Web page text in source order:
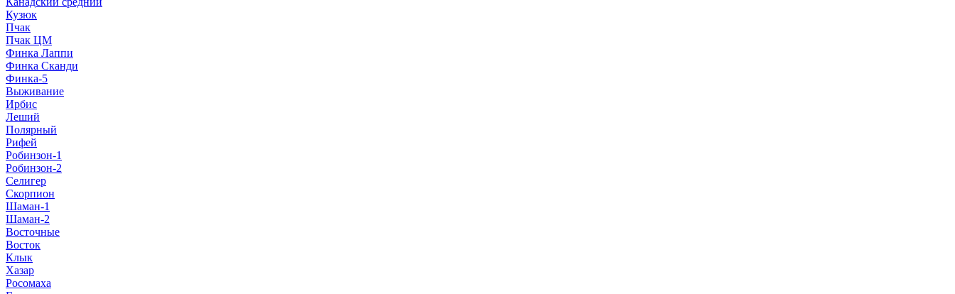
Кузюк
Пчак
Пчак ЦМ
Финка Лаппи
Финка Сканди
Финка-5
Выживание
Ирбис
Леший
Полярный
Рифей
Робинзон-1
Робинзон-2
Селигер
Скорпион
Шаман-1
Шаман-2
Восточные
Восток
Клык
Хазар
Росомаха